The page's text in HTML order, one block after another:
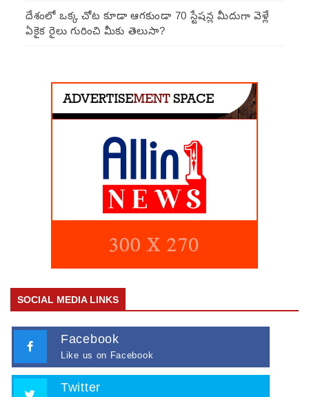
దేశంలో ఒక్క చోట కూడా ఆగకుండా 70 స్టేషన్ల మీదుగా వెళ్లే
ఏకైక రైలు గురించి మీకు తెలుసా?
SOCIAL MEDIA LINKS
Facebook
Like us on Facebook
Twitter